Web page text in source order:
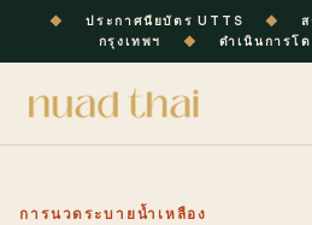
◆ ประกาศนียบัตร UTTS ◆
กรุงเทพฯ
◆ ดำเนินการโ
การนวดระบายน้ำเหลือง